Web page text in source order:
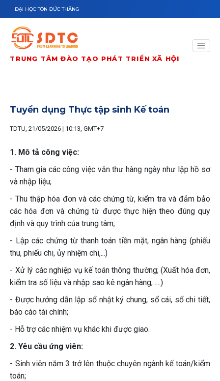
Nhảy đến nội dung
ĐẠI HỌC TÔN ĐỨC THẮNG
TRUNG TÂM ĐÀO TẠO PHÁT TRIỂN XÃ HỘI
Tuyển dụng Thực tập sinh Kế toán
TDTU, 21/05/2026 | 10:13, GMT+7
1. Mô tả công việc:
- Tham gia các công việc văn thư hàng ngày như lập hồ sơ
và nhập liệu;
- Thu thập hóa đơn và các chứng từ, kiểm tra và đảm bảo
các hóa đơn và chứng từ được thực hiện theo đúng quy
định và quy trình của trung tâm;
- Lập các chứng từ thanh toán tiền mặt, ngân hàng (phiếu
thu, phiếu chi, ủy nhiệm chi,...)
- Xử lý các nghiệp vụ kế toán thông thường; (Xuất hóa đơn,
kiểm tra số liệu và nhập sao kê ngân hàng; ....)
- Được hướng dẫn lập sổ nhật ký chung, sổ cái, sổ chi tiết,
báo cáo tài chính;
- Hỗ trợ các nhiệm vụ khác khi được giao.
2. Yêu cầu ứng viên:
- Sinh viên năm 3 trở lên thuộc chuyên ngành kế toán/kiểm
toán;